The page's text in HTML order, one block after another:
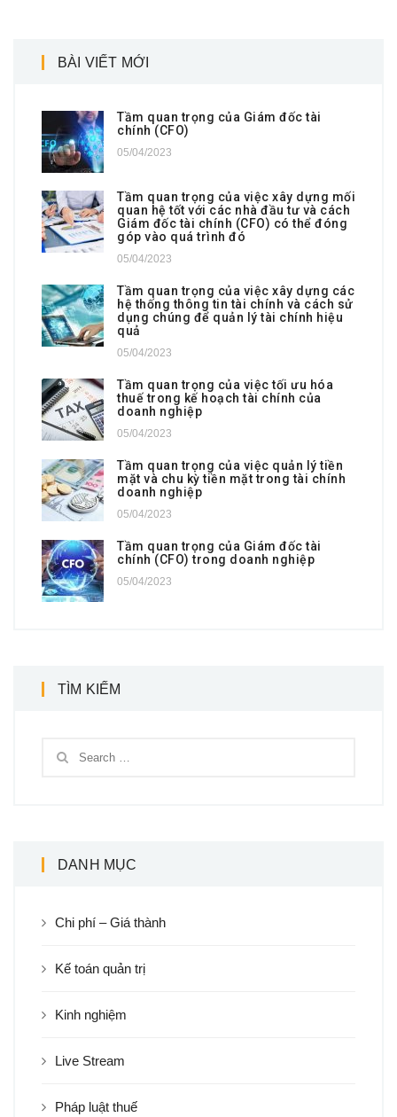
BÀI VIẾT MỚI
Tầm quan trọng của Giám đốc tài
chính (CFO)
05/04/2023
Tầm quan trọng của việc xây dựng mối
quan hệ tốt với các nhà đầu tư và cách
Giám đốc tài chính (CFO) có thể đóng
góp vào quá trình đó
05/04/2023
Tầm quan trọng của việc xây dựng các
hệ thống thông tin tài chính và cách sử
dụng chúng để quản lý tài chính hiệu
quả
05/04/2023
Tầm quan trọng của việc tối ưu hóa
thuế trong kế hoạch tài chính của
doanh nghiệp
05/04/2023
Tầm quan trọng của việc quản lý tiền
mặt và chu kỳ tiền mặt trong tài chính
doanh nghiệp
05/04/2023
Tầm quan trọng của Giám đốc tài
chính (CFO) trong doanh nghiệp
05/04/2023
TÌM KIẾM
DANH MỤC
Chi phí – Giá thành
Kế toán quản trị
Kinh nghiệm
Live Stream
Pháp luật thuế